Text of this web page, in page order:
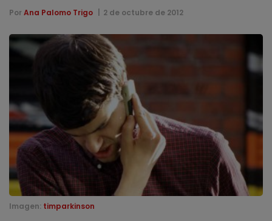
Por Ana Palomo Trigo 2 de octubre de 2012
Imagen: timparkinson